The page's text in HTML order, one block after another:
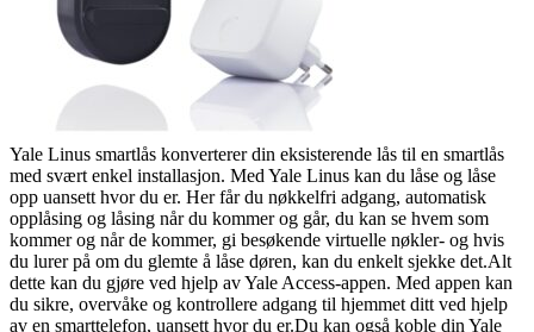
Yale Linus smartlås konverterer din eksisterende lås til en smartlås
med svært enkel installasjon. Med Yale Linus kan du låse og låse
opp uansett hvor du er. Her får du nøkkelfri adgang, automatisk
opplåsing og låsing når du kommer og går, du kan se hvem som
kommer og når de kommer, gi besøkende virtuelle nøkler- og hvis
du lurer på om du glemte å låse døren, kan du enkelt sjekke det.Alt
dette kan du gjøre ved hjelp av Yale Access-appen. Med appen kan
du sikre, overvåke og kontrollere adgang til hjemmet ditt ved hjelp
av en smarttelefon, uansett hvor du er.Du kan også koble din Yale